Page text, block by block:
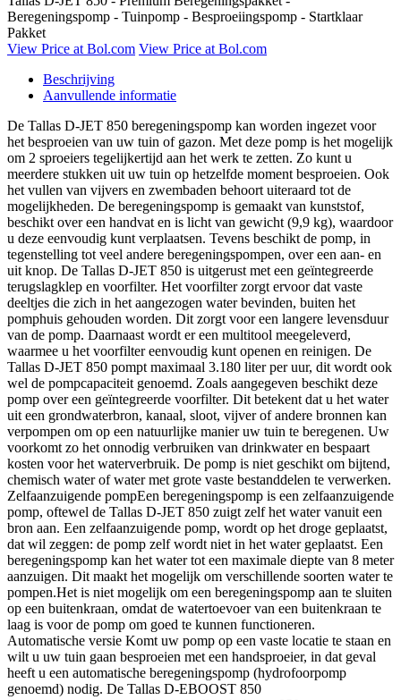
Beregeningspomp - Tuinpomp - Besproeiingspomp - Startklaar
Pakket
View Price at Bol.com View Price at Bol.com
Beschrijving
Aanvullende informatie
De Tallas D-JET 850 beregeningspomp kan worden ingezet voor
het besproeien van uw tuin of gazon. Met deze pomp is het mogelijk
om 2 sproeiers tegelijkertijd aan het werk te zetten. Zo kunt u
meerdere stukken uit uw tuin op hetzelfde moment besproeien. Ook
het vullen van vijvers en zwembaden behoort uiteraard tot de
mogelijkheden. De beregeningspomp is gemaakt van kunststof,
beschikt over een handvat en is licht van gewicht (9,9 kg), waardoor
u deze eenvoudig kunt verplaatsen. Tevens beschikt de pomp, in
tegenstelling tot veel andere beregeningspompen, over een aan- en
uit knop. De Tallas D-JET 850 is uitgerust met een geïntegreerde
terugslagklep en voorfilter. Het voorfilter zorgt ervoor dat vaste
deeltjes die zich in het aangezogen water bevinden, buiten het
pomphuis gehouden worden. Dit zorgt voor een langere levensduur
van de pomp. Daarnaast wordt er een multitool meegeleverd,
waarmee u het voorfilter eenvoudig kunt openen en reinigen. De
Tallas D-JET 850 pompt maximaal 3.180 liter per uur, dit wordt ook
wel de pompcapaciteit genoemd. Zoals aangegeven beschikt deze
pomp over een geïntegreerde voorfilter. Dit betekent dat u het water
uit een grondwaterbron, kanaal, sloot, vijver of andere bronnen kan
verpompen om op een natuurlijke manier uw tuin te beregenen. Uw
voorkomt zo het onnodig verbruiken van drinkwater en bespaart
kosten voor het waterverbruik. De pomp is niet geschikt om bijtend,
chemisch water of water met grote vaste bestanddelen te verwerken.
Zelfaanzuigende pompEen beregeningspomp is een zelfaanzuigende
pomp, oftewel de Tallas D-JET 850 zuigt zelf het water vanuit een
bron aan. Een zelfaanzuigende pomp, wordt op het droge geplaatst,
dat wil zeggen: de pomp zelf wordt niet in het water geplaatst. Een
beregeningspomp kan het water tot een maximale diepte van 8 meter
aanzuigen. Dit maakt het mogelijk om verschillende soorten water te
pompen.Het is niet mogelijk om een beregeningspomp aan te sluiten
op een buitenkraan, omdat de watertoevoer van een buitenkraan te
laag is voor de pomp om goed te kunnen functioneren.
Automatische versie Komt uw pomp op een vaste locatie te staan en
wilt u uw tuin gaan besproeien met een handsproeier, in dat geval
heeft u een automatische beregeningspomp (hydrofoorpomp
genoemd) nodig. De Tallas D-EBOOST 850